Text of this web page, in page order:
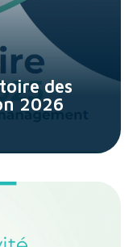
des
2026